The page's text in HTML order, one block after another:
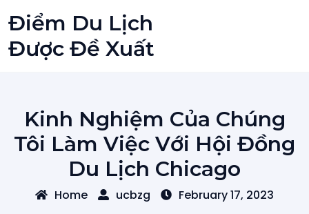
to
content
Điểm Du Lịch
Được Đề Xuất
Kinh Nghiệm Của Chúng
Tôi Làm Việc Với Hội Đồng
Du Lịch Chicago
Home ucbzg February 17, 2023